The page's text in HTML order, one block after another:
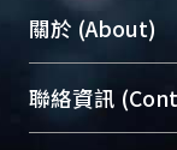
關於 (About)
臺大位居世界
展現本校豐碩
聯絡資訊